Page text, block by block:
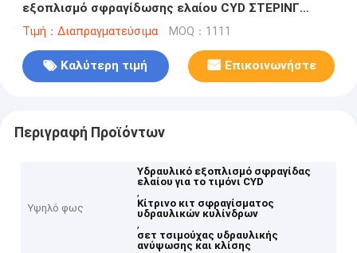
εξοπλισμό σφραγίδωσης ελαίου CYD ΣΤΕΡΙΝΓ
ΚΑΛΟΥ
Τιμή：Διαπραγματεύσιμα MOQ：1111
Καλύτερη τιμή Επικοινωνήστε
Περιγραφή Προϊόντων
Υψηλό φως
Υδραυλικό εξοπλισμό σφραγίδας
ελαίου για το τιμόνι CYD
,
Κίτρινο κιτ σφραγίσματος
υδραυλικών κυλίνδρων
,
σετ τσιμούχας υδραυλικής
ανύψωσης και κλίσης